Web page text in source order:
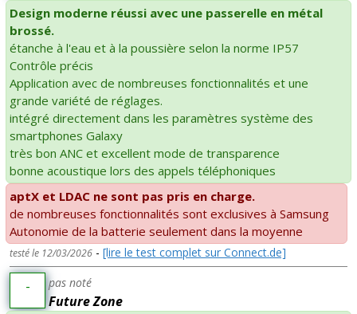
Design moderne réussi avec une passerelle en métal
brossé.
étanche à l'eau et à la poussière selon la norme IP57
Contrôle précis
Application avec de nombreuses fonctionnalités et une
grande variété de réglages.
intégré directement dans les paramètres système des
smartphones Galaxy
très bon ANC et excellent mode de transparence
bonne acoustique lors des appels téléphoniques
aptX et LDAC ne sont pas pris en charge.
de nombreuses fonctionnalités sont exclusives à Samsung
Autonomie de la batterie seulement dans la moyenne
testé le 12/03/2026 - [lire le test complet sur Connect.de]
- pas noté
Future Zone